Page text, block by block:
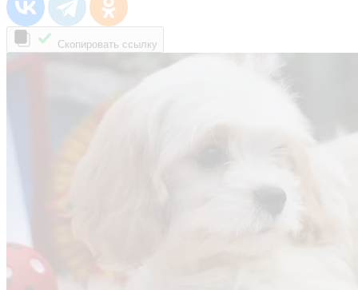
Скопировать ссылку